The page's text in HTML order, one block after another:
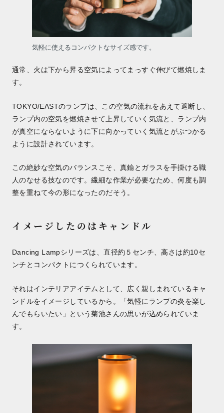
気軽に使えるコンパクトなサイズ感です。
通常、火は下から昇る空気によってまっすぐ伸びて燃焼しま
す。
TOKYO/EASTのランプは、この空気の流れをあえて遮断し、
ランプ内の空気を燃焼させて上昇していく気流と、ランプ内
が真空にならないように下に向かっていく気流とがぶつかる
ように設計されています。
この絶妙な空気のバランスこそ、真鍮とガラスを手掛ける職
人のなせる技なのです。繊細な作業が必要なため、何度も調
整を重ねて今の形になったのだそう。
イメージしたのはキャンドル
Dancing Lampシリーズは、直径約５センチ、高さは約10セ
ンチとコンパクトにつくられています。
それはインテリアアイテムとして、広く親しまれているキャ
ンドルをイメージしているから。「気軽にランプの炎を楽し
んでもらいたい」という菊池さんの思いが込められていま
す。